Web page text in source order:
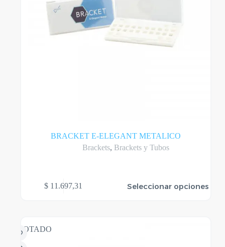
BRACKET E-ELEGANT METALICO
Brackets, Brackets y Tubos
$ 11.697,31 Seleccionar opciones
opciones
AGOTADO